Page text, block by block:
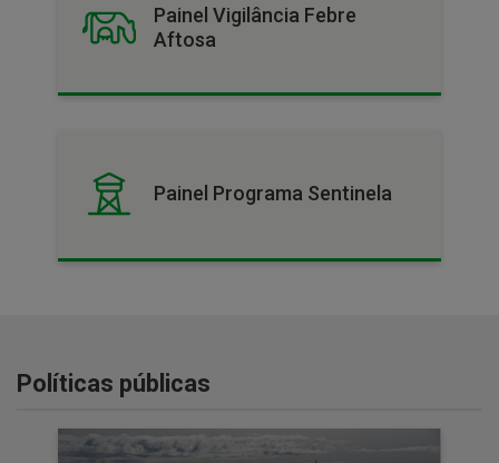
Painel Vigilância Febre
Aftosa
Painel Programa Sentinela
Políticas públicas